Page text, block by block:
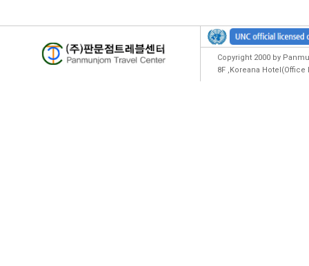
Copyright 2000 by
8F ,Koreana